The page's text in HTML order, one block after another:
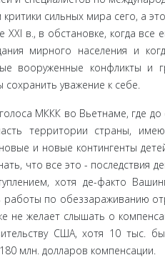
критики сильных мира сего, а
XXI в., в обстановке, когда
мирного населения и
вооруженные конфликты и
сохранить уважение к себе.
МККК во Вьетнаме, где
территории страны,
и новые контингенты
что все это - последствия
хотя де-факто
по обез­зараживанию
не желает слы­шать о
США, хотя 10 тыс.
млн. долларов компенсации.